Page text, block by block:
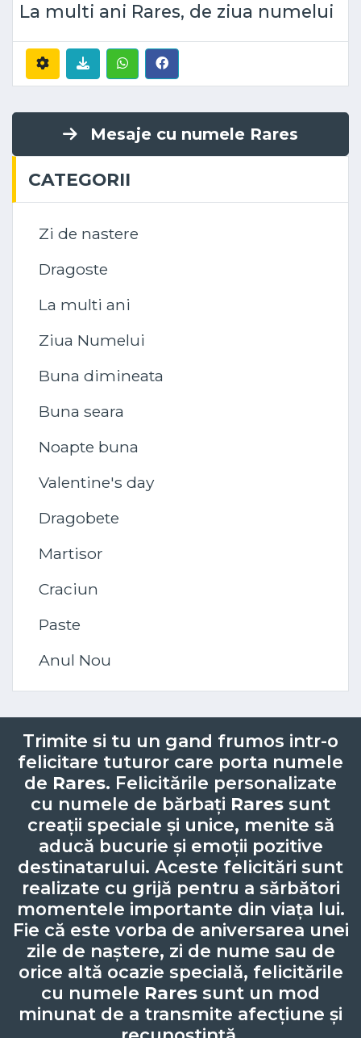
La multi ani Rares, de ziua numelui
Mesaje cu numele Rares
CATEGORII
Zi de nastere
Dragoste
La multi ani
Ziua Numelui
Buna dimineata
Buna seara
Noapte buna
Valentine's day
Dragobete
Martisor
Craciun
Paste
Anul Nou
Trimite si tu un gand frumos intr-o
felicitare tuturor care porta numele
de Rares. Felicitările personalizate
cu numele de bărbați Rares sunt
creații speciale și unice, menite să
aducă bucurie și emoții pozitive
destinatarului. Aceste felicitări sunt
realizate cu grijă pentru a sărbători
momentele importante din viața lui.
Fie că este vorba de aniversarea unei
zile de naștere, zi de nume sau de
orice altă ocazie specială, felicitările
cu numele Rares sunt un mod
minunat de a transmite afecțiune și